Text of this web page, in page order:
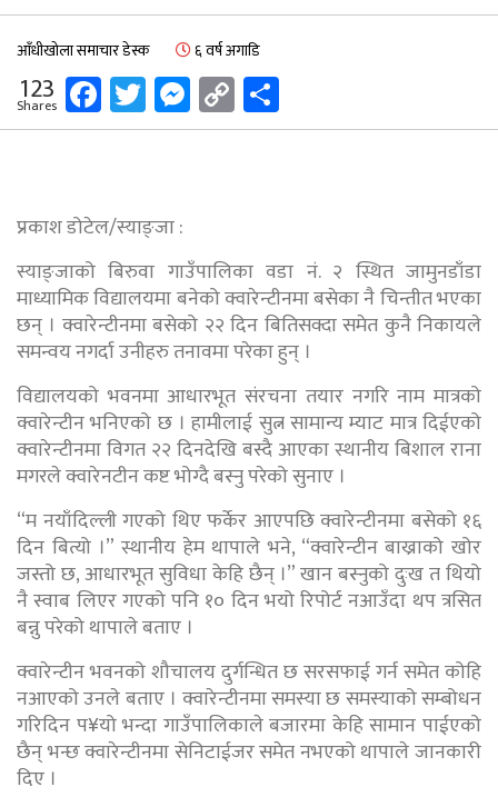
आँधीखोला समाचार डेस्क ६ वर्ष अगाडि
123
Shares Facebook
Twitter
Messenger
Copy
Link
प्रकाश डोटेल/स्याङ्जा :
स्याङ्जाको बिरुवा गाउँपालिका वडा नं. २ स्थित जामुनडाँडा
माध्यामिक विद्यालयमा बनेको क्वारेन्टीनमा बसेका नै चिन्तीत भएका
छन् । क्वारेन्टीनमा बसेको २२ दिन बितिसक्दा समेत कुनै निकायले
समन्वय नगर्दा उनीहरु तनावमा परेका हुन् ।
विद्यालयको भवनमा आधारभूत संरचना तयार नगरि नाम मात्रको
क्वारेन्टीन भनिएको छ । हामीलाई सुत्न सामान्य म्याट मात्र दिईएको
क्वारेन्टीनमा विगत २२ दिनदेखि बस्दै आएका स्थानीय बिशाल राना
मगरले क्वारेनटीन कष्ट भोग्दै बस्नु परेको सुनाए ।
“म नयाँदिल्ली गएको थिए फर्केर आएपछि क्वारेन्टीनमा बसेको १६
दिन बित्यो ।” स्थानीय हेम थापाले भने, “क्वारेन्टीन बाख्राको खोर
जस्तो छ, आधारभूत सुविधा केहि छैन् ।” खान बस्नुको दुःख त थियो
नै स्वाब लिएर गएको पनि १० दिन भयो रिपोर्ट नआउँदा थप त्रसित
बन्नु परेको थापाले बताए ।
क्वारेन्टीन भवनको शौचालय दुर्गन्धित छ सरसफाई गर्न समेत कोहि
नआएको उनले बताए । क्वारेन्टीनमा समस्या छ समस्याको सम्बोधन
गरिदिन प¥यो भन्दा गाउँपालिकाले बजारमा केहि सामान पाईएको
छैन् भन्छ क्वारेन्टीनमा सेनिटाईजर समेत नभएको थापाले जानकारी
दिए ।